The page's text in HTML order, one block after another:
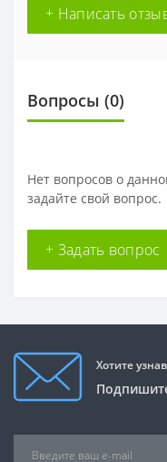
+ Написать
Вопросы (0)
Нет вопросов о
задайте свой вопрос.
+ Задать вопрос
Хотите